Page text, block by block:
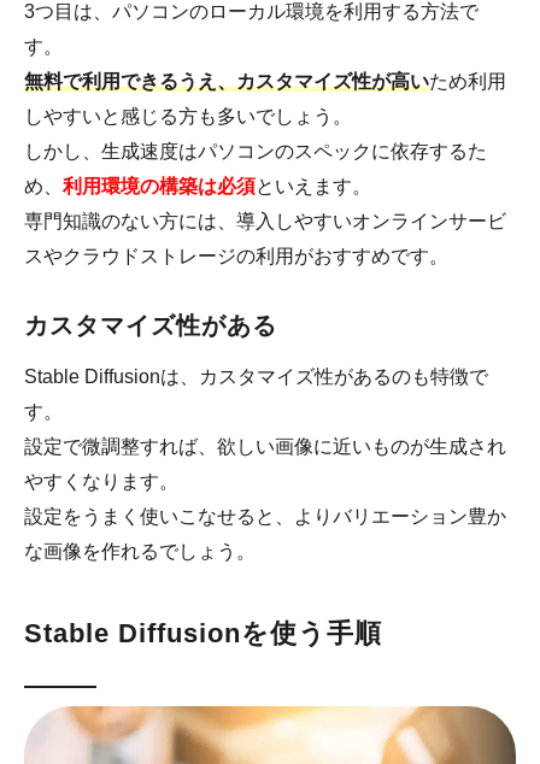
3つ目は、パソコンのローカル環境を利用する方法で
す。
無料で利用できるうえ、カスタマイズ性が高いため利用
しやすいと感じる方も多いでしょう。
しかし、生成速度はパソコンのスペックに依存するた
め、 利用環境の構築は必須といえます。
専門知識のない方には、導入しやすいオンラインサービ
スやクラウドストレージの利用がおすすめです。
カスタマイズ性がある
Stable Diffusionは、カスタマイズ性があるのも特徴で
す。
設定で微調整すれば、欲しい画像に近いものが生成され
やすくなります。
設定をうまく使いこなせると、よりバリエーション豊か
な画像を作れるでしょう。
Stable Diffusionを使う手順